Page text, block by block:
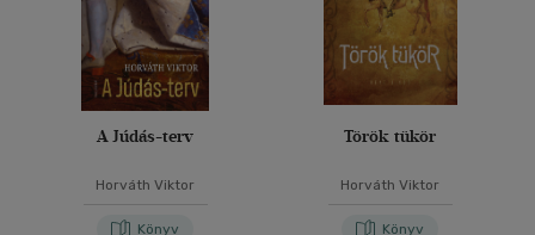
A Júdás-terv
Horváth Viktor
Könyv
Török tükör
Horváth Viktor
Könyv